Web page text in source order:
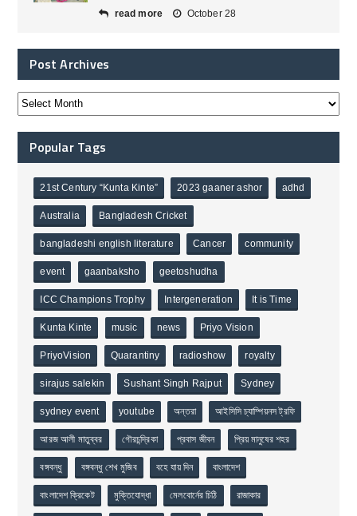
read more October 28
Post Archives
Popular Tags
21st Century “Kunta Kinte” 2023 gaaner ashor adhd
Australia Bangladesh Cricket
bangladeshi english literature Cancer community
event gaanbaksho geetoshudha
ICC Champions Trophy Intergeneration It is Time
Kunta Kinte music news Priyo Vision
PriyoVision Quarantiny radioshow royalty
sirajus salekin Sushant Singh Rajput Sydney
sydney event youtube অন্তরা আইসিসি চ্যাম্পিয়নস ট্রফি
আরজ আলী মাতুব্বর গৌরচন্দ্রিকা প্রবাস জীবন প্রিয় মানুষের শহর
বঙ্গবন্ধু বঙ্গবন্ধু শেখ মুজিব বহে যায় দিন বাংলাদেশ
বাংলাদেশ ক্রিকেট মুক্তিযোদ্ধা মেলবোর্নের চিঠি রাজাকার